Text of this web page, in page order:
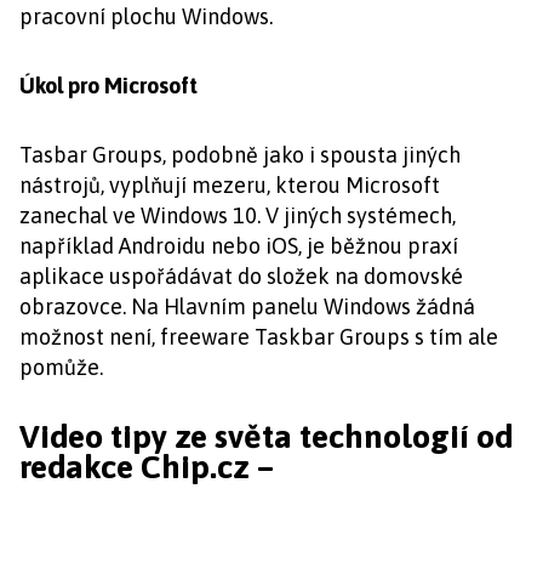
pracovní plochu Windows.
Úkol pro Microsoft
Tasbar Groups, podobně jako i spousta jiných
nástrojů, vyplňují mezeru, kterou Microsoft
zanechal ve Windows 10. V jiných systémech,
například Androidu nebo iOS, je běžnou praxí
aplikace uspořádávat do složek na domovské
obrazovce. Na Hlavním panelu Windows žádná
možnost není, freeware Taskbar Groups s tím ale
pomůže.
Video tipy ze světa technologií od
redakce Chip.cz –